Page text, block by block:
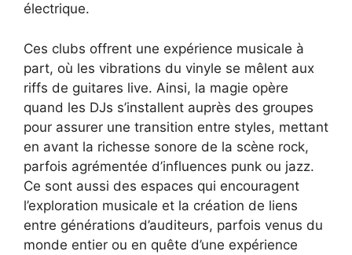
électrique.
Ces clubs offrent une expérience musicale à
part, où les vibrations du vinyle se mêlent aux
riffs de guitares live. Ainsi, la magie opère
quand les DJs s’installent auprès des groupes
pour assurer une transition entre styles, mettant
en avant la richesse sonore de la scène rock,
parfois agrémentée d’influences punk ou jazz.
Ce sont aussi des espaces qui encouragent
l’exploration musicale et la création de liens
entre générations d’auditeurs, parfois venus du
monde entier ou en quête d’une expérience